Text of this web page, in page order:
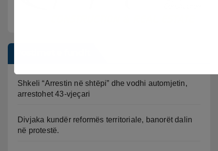
Shkeli “Arrestin në shtëpi” dhe vodhi automjetin,
arrestohet 43-vjeçari
Divjaka kundër reformës territoriale, banorët dalin
në protestë.